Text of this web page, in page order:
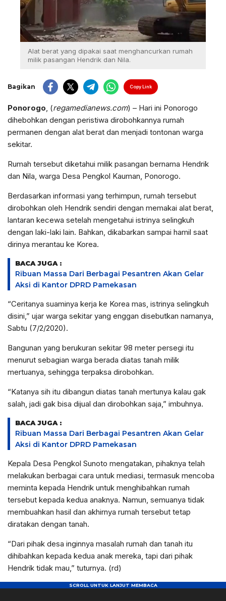
Alat berat yang dipakai saat menghancurkan rumah
milik pasangan Hendrik dan Nila.
Bagikan Copy Link
Ponorogo , (regamedianews.com) – Hari ini Ponorogo
dihebohkan dengan peristiwa dirobohkannya rumah
permanen dengan alat berat dan menjadi tontonan warga
sekitar.
Rumah tersebut diketahui milik pasangan bernama Hendrik
dan Nila, warga Desa Pengkol Kauman, Ponorogo.
Berdasarkan informasi yang terhimpun, rumah tersebut
dirobohkan oleh Hendrik sendiri dengan memakai alat berat,
lantaran kecewa setelah mengetahui istrinya selingkuh
dengan laki-laki lain. Bahkan, dikabarkan sampai hamil saat
dirinya merantau ke Korea.
BACA JUGA :
Ribuan Massa Dari Berbagai Pesantren Akan Gelar
Aksi di Kantor DPRD Pamekasan
“Ceritanya suaminya kerja ke Korea mas, istrinya selingkuh
disini,” ujar warga sekitar yang enggan disebutkan namanya,
Sabtu (7/2/2020).
Bangunan yang berukuran sekitar 98 meter persegi itu
menurut sebagian warga berada diatas tanah milik
mertuanya, sehingga terpaksa dirobohkan.
“Katanya sih itu dibangun diatas tanah mertunya kalau gak
salah, jadi gak bisa dijual dan dirobohkan saja,” imbuhnya.
BACA JUGA :
Ribuan Massa Dari Berbagai Pesantren Akan Gelar
Aksi di Kantor DPRD Pamekasan
Kepala Desa Pengkol Sunoto mengatakan, pihaknya telah
melakukan berbagai cara untuk mediasi, termasuk mencoba
meminta kepada Hendrik untuk menghibahkan rumah
tersebut kepada kedua anaknya. Namun, semuanya tidak
membuahkan hasil dan akhirnya rumah tersebut tetap
diratakan dengan tanah.
“Dari pihak desa inginnya masalah rumah dan tanah itu
dihibahkan kepada kedua anak mereka, tapi dari pihak
Hendrik tidak mau,” tuturnya. (rd)